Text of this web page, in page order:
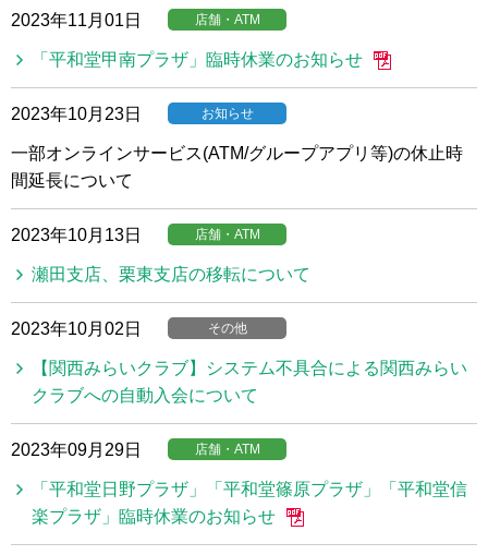
2023年11月01日 店舗・ATM
「平和堂甲南プラザ」臨時休業のお知らせ
2023年10月23日 お知らせ
一部オンラインサービス(ATM/グループアプリ等)の休止時
間延長について
2023年10月13日 店舗・ATM
瀬田支店、栗東支店の移転について
2023年10月02日 その他
【関西みらいクラブ】システム不具合による関西みらい
クラブへの自動入会について
2023年09月29日 店舗・ATM
「平和堂日野プラザ」「平和堂篠原プラザ」「平和堂信
楽プラザ」臨時休業のお知らせ